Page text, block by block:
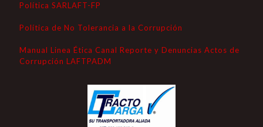
Política SARLAFT-FP
Política de No Tolerancia a la Corrupción
Manual Linea Ética Canal Reporte y Denuncias Actos de
Corrupción LAFTPADM